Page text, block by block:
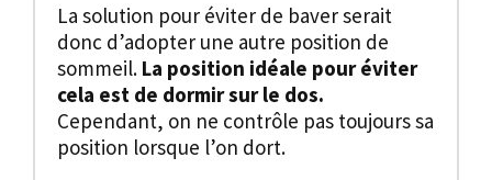
La solution pour éviter de baver serait
donc d’adopter une autre position de
sommeil. La position idéale pour éviter
cela est de dormir sur le dos.
Cependant, on ne contrôle pas toujours sa
position lorsque l’on dort.